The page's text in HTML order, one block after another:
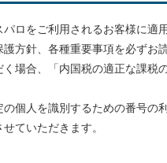
ロをご利用されるお客様に適
方針、各種重要事項を必ずお
場合、「内国税の適正な課
個人を識別するための番号
ていただきます。